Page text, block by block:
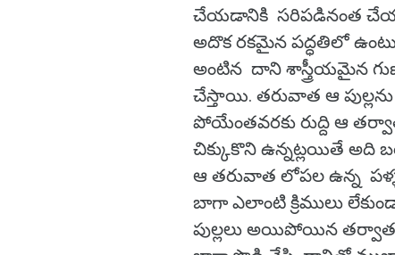
చేయడానికి సరిపడినంత
అదొక రకమైన పద్ధతిలో
అంటిన దాని శాస్త్రీయమైన
చేస్తాయి. తరువాత ఆ
పోయేంతవరకు రుద్ది ఆ
చిక్కుకొని ఉన్నట్లయితే అది
ఆ తరువాత లోపల ఉన్న
బాగా ఎలాంటి క్రిములు
పుల్లలు అయిపోయిన తర్వాత